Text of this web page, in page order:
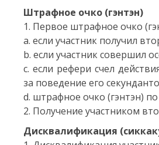
Штрафное очко (гэнтэн)
1. Первое штрафное очко
a. если участник получил
b. если участник совершил
c. если рефери счел
за поведение его
d. штрафное очко (гэнтэн)
2. Получение участником
Дисквалификация